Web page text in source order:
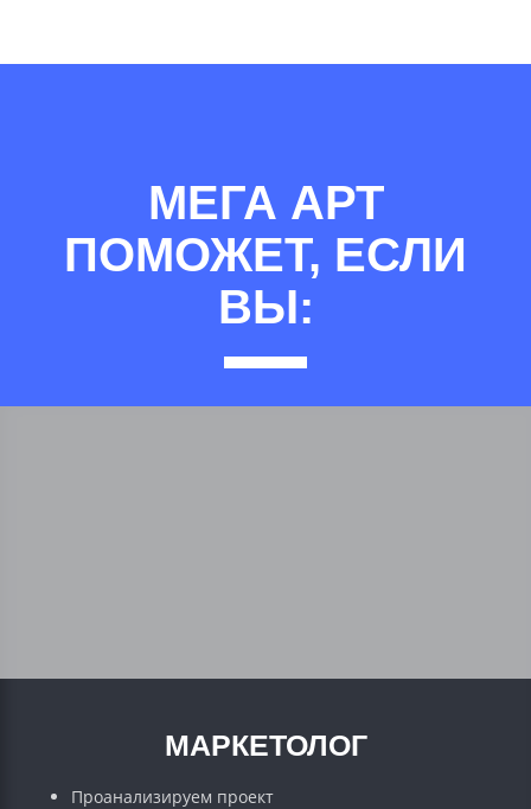
МЕГА АРТ
ПОМОЖЕТ, ЕСЛИ
ВЫ:
МАРКЕТОЛОГ
Проанализируем проект